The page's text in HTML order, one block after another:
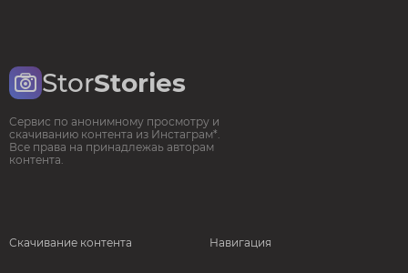
StorStories
Сервис по анонимному просмотру и
скачиванию контента из Инстаграм*.
Все права на принадлежаь авторам
контента.
Скачивание контента Навигация